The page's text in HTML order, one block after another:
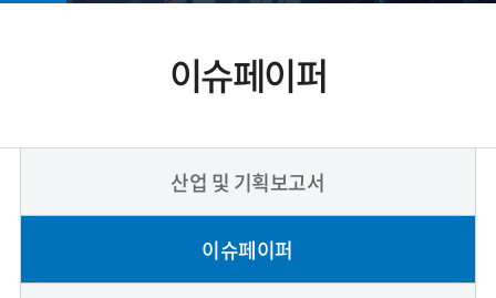
이슈페이퍼
산업 및 기획보고서
이슈페이퍼